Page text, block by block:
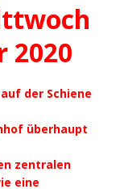
2020
der Schiene
überhaupt
zentralen
eine